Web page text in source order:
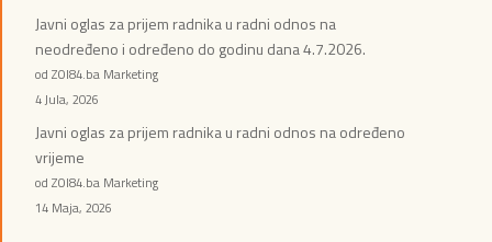
Javni oglas za prijem radnika u radni odnos na
neodređeno i određeno do godinu dana 4.7.2026.
od ZOI84.ba Marketing
4 Jula, 2026
Javni oglas za prijem radnika u radni odnos na određeno
vrijeme
od ZOI84.ba Marketing
14 Maja, 2026